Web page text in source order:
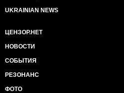
UKRAINIAN NEWS
ЦЕНЗОР.НЕТ
НОВОСТИ
СОБЫТИЯ
РЕЗОНАНС
ФОТО